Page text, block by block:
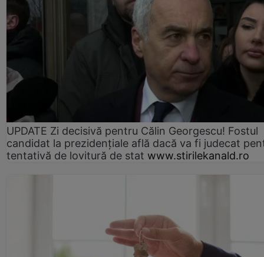
UPDATE Zi decisivă pentru Călin Georgescu! Fostul
candidat la prezidențiale află dacă va fi judecat
tentativă de lovitură de stat www.stirilekanald.ro